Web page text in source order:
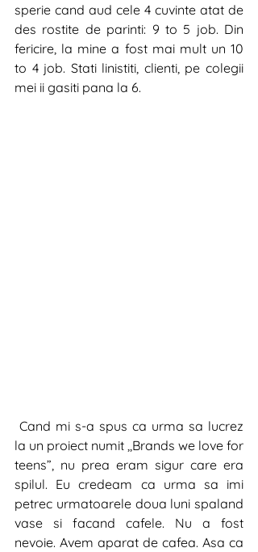
sperie cand aud cele 4 cuvinte atat de
des rostite de parinti: 9 to 5 job. Din
fericire, la mine a fost mai mult un 10
to 4 job. Stati linistiti, clienti, pe colegii
mei ii gasiti pana la 6.
la un proiect numit ,,Brands we love for
teens”, nu prea eram sigur care era
spilul. Eu credeam ca urma sa imi
petrec urmatoarele doua luni spaland
vase si facand cafele. Nu a fost
nevoie. Avem aparat de cafea. Asa ca